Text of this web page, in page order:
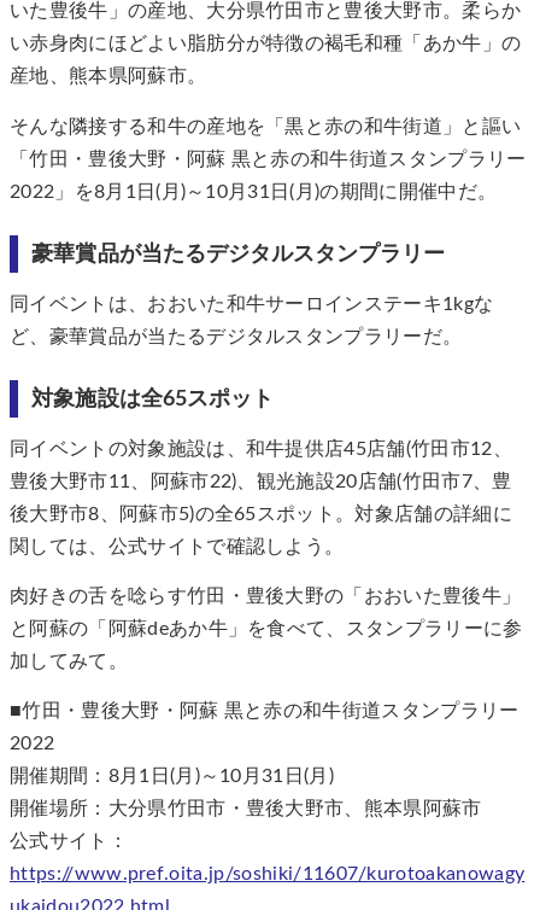
いた豊後牛」の産地、大分県竹田市と豊後大野市。柔らか
い赤身肉にほどよい脂肪分が特徴の褐毛和種「あか牛」の
産地、熊本県阿蘇市。
そんな隣接する和牛の産地を「黒と赤の和牛街道」と謳い
「竹田・豊後大野・阿蘇 黒と赤の和牛街道スタンプラリー
2022」を8月1日(月)～10月31日(月)の期間に開催中だ。
豪華賞品が当たるデジタルスタンプラリー
同イベントは、おおいた和牛サーロインステーキ1kgな
ど、豪華賞品が当たるデジタルスタンプラリーだ。
対象施設は全65スポット
同イベントの対象施設は、和牛提供店45店舗(竹田市12、
豊後大野市11、阿蘇市22)、観光施設20店舗(竹田市7、豊
後大野市8、阿蘇市5)の全65スポット。対象店舗の詳細に
関しては、公式サイトで確認しよう。
肉好きの舌を唸らす竹田・豊後大野の「おおいた豊後牛」
と阿蘇の「阿蘇deあか牛」を食べて、スタンプラリーに参
加してみて。
■竹田・豊後大野・阿蘇 黒と赤の和牛街道スタンプラリー
2022
開催期間：8月1日(月)～10月31日(月)
開催場所：大分県竹田市・豊後大野市、熊本県阿蘇市
公式サイト：
https://www.pref.oita.jp/soshiki/11607/kurotoakanowagy